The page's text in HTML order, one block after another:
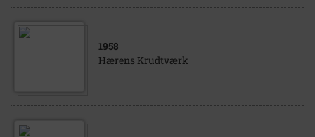
1958
Hærens Krudtværk